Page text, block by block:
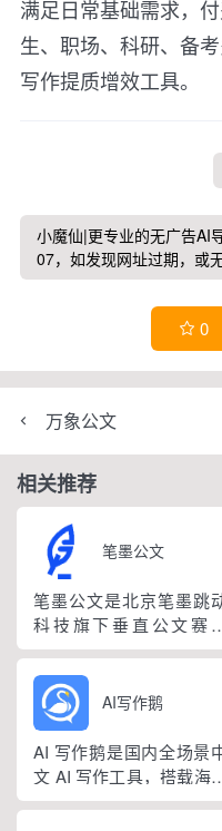
满足日常基础需求，
生、职场、科研、备
写作提质增效工具。
小魔仙|更专业的无广告AI
07，如发现网址过期，或
 0
万象公文
相关推荐
笔墨公文
笔墨公文是北京笔墨跳
科技旗下垂直公文赛
AIGC 创作平台，深耕
制公文专业场景，依托海
量标准公文语料训练专属
大模型。平台整合 AI 公文
生成、全维度智能校对
范文库、实时更新素材
库、标准化公文模板五
AI写作鹅
AI 写作鹅是国内全场景
文 AI 写作工具，搭载海
细分写作模板，覆盖办